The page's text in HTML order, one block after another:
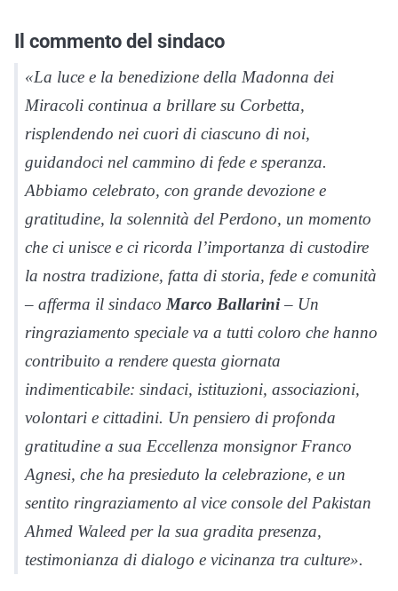
Il commento del sindaco
«La luce e la benedizione della Madonna dei
Miracoli continua a brillare su Corbetta,
risplendendo nei cuori di ciascuno di noi,
guidandoci nel cammino di fede e speranza.
Abbiamo celebrato, con grande devozione e
gratitudine, la solennità del Perdono, un momento
che ci unisce e ci ricorda l’importanza di custodire
la nostra tradizione, fatta di storia, fede e comunità
– afferma il sindaco Marco Ballarini– Un
ringraziamento speciale va a tutti coloro che hanno
contribuito a rendere questa giornata
indimenticabile: sindaci, istituzioni, associazioni,
volontari e cittadini. Un pensiero di profonda
gratitudine a sua Eccellenza monsignor Franco
Agnesi, che ha presieduto la celebrazione, e un
sentito ringraziamento al vice console del Pakistan
Ahmed Waleed per la sua gradita presenza,
testimonianza di dialogo e vicinanza tra culture».